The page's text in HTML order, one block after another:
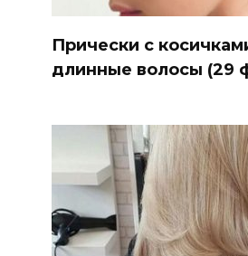
Прически с
длинные волосы (29